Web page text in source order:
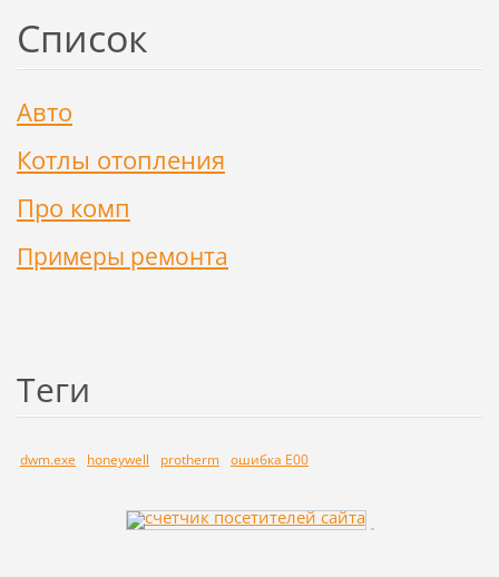
Список
Авто
Котлы отопления
Про комп
Примеры ремонта
Теги
dwm.exe honeywell protherm ошибка E00